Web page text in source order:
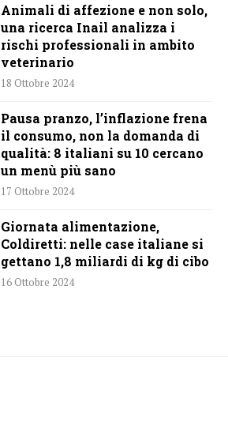
Animali di affezione e non solo,
una ricerca Inail analizza i
rischi professionali in ambito
veterinario
18 Ottobre 2024
Pausa pranzo, l’inflazione frena
il consumo, non la domanda di
qualità: 8 italiani su 10 cercano
un menù più sano
17 Ottobre 2024
Giornata alimentazione,
Coldiretti: nelle case italiane si
gettano 1,8 miliardi di kg di cibo
16 Ottobre 2024